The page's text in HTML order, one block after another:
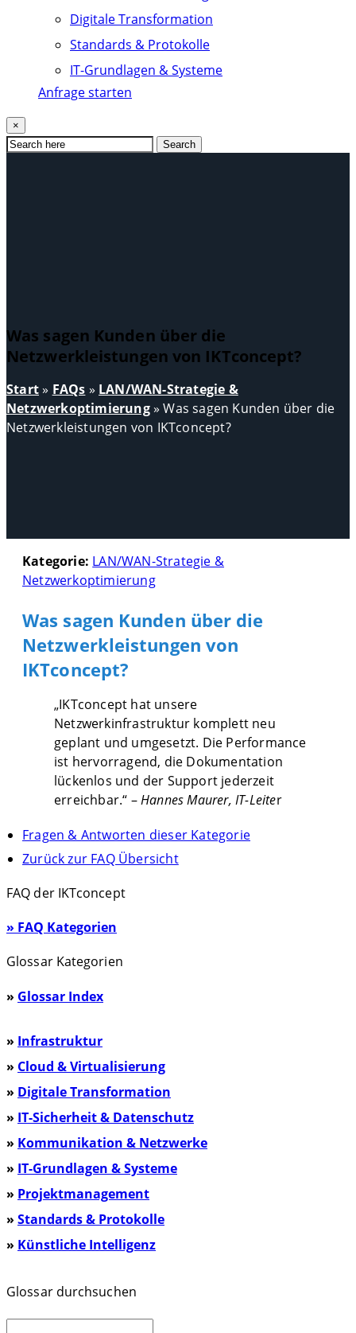
Digitale Transformation
Standards & Protokolle
IT-Grundlagen & Systeme
Anfrage starten
×
Search
Was sagen Kunden über die
Netzwerkleistungen von IKTconcept?
Start» FAQs » LAN/WAN-Strategie &
Netzwerkoptimierung»Was sagen Kunden über die
Netzwerkleistungen von IKTconcept?
Kategorie: LAN/WAN-Strategie &
Netzwerkoptimierung
Was sagen Kunden über die
Netzwerkleistungen von
IKTconcept?
„IKTconcept hat unsere
Netzwerkinfrastruktur komplett neu
geplant und umgesetzt. Die Performance
ist hervorragend, die Dokumentation
lückenlos und der Support jederzeit
erreichbar.“ –Hannes Maurer, IT-Leiter
Fragen & Antworten dieser Kategorie
Zurück zur FAQ Übersicht
FAQ der IKTconcept
» FAQ Kategorien
Glossar Kategorien
» Glossar Index
» Infrastruktur
» Cloud & Virtualisierung
» Digitale Transformation
» IT-Sicherheit & Datenschutz
» Kommunikation & Netzwerke
» IT-Grundlagen & Systeme
» Projektmanagement
» Standards & Protokolle
» Künstliche Intelligenz
Glossar durchsuchen